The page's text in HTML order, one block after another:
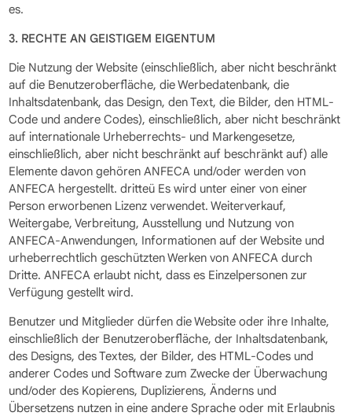
es.
3. RECHTE AN GEISTIGEM EIGENTUM
Die Nutzung der Website (einschließlich, aber nicht beschränkt
auf die Benutzeroberfläche, die Werbedatenbank, die
Inhaltsdatenbank, das Design, den Text, die Bilder, den HTML-
Code und andere Codes), einschließlich, aber nicht beschränkt
auf internationale Urheberrechts- und Markengesetze,
einschließlich, aber nicht beschränkt auf beschränkt auf) alle
Elemente davon gehören ANFECA und/oder werden von
ANFECA hergestellt. dritteü Es wird unter einer von einer
Person erworbenen Lizenz verwendet. Weiterverkauf,
Weitergabe, Verbreitung, Ausstellung und Nutzung von
ANFECA-Anwendungen, Informationen auf der Website und
urheberrechtlich geschützten Werken von ANFECA durch
Dritte. ANFECA erlaubt nicht, dass es Einzelpersonen zur
Verfügung gestellt wird.
Benutzer und Mitglieder dürfen die Website oder ihre Inhalte,
einschließlich der Benutzeroberfläche, der Inhaltsdatenbank,
des Designs, des Textes, der Bilder, des HTML-Codes und
anderer Codes und Software zum Zwecke der Überwachung
und/oder des Kopierens, Duplizierens, Änderns und
Übersetzens nutzen in eine andere Sprache oder mit Erlaubnis